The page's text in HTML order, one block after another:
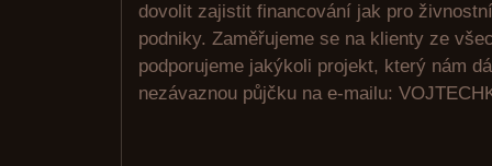
dovolit zajistit financování jak pro
podniky. Zaměřujeme se na klienty ze
podporujeme jakýkoli projekt, který nám
nezávaznou půjčku na e-mailu: